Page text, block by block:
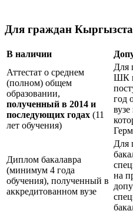
Для граждан
В наличии
Аттестат о среднем
(полном) общем
образовании,
полученный в 2014 и
последующих годах (11
лет обучения)
Для
ШК
год
Диплом бакалавра
(минимум 4 года
обучения), полученный в
аккредитованном вузе
Для
на